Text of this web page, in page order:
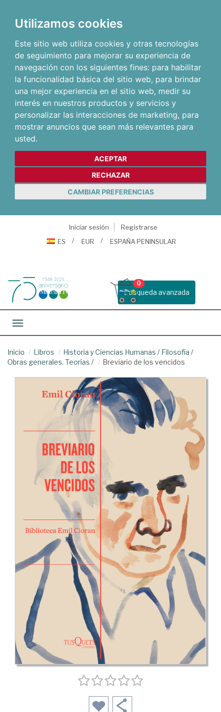
Utilizamos cookies
Este sitio web utiliza cookies y otras tecnologías
de seguimiento para mejorar su experiencia de
navegación con los siguientes fines: para habilitar
la funcionalidad básica del sitio web, para brindar
una mejor experiencia en el sitio web, medir su
interés en nuestros productos y servicios y
personalizar las interacciones de marketing, para
mostrar anuncios que sean más relevantes para
usted.
ACEPTAR
RECHAZAR
CAMBIAR PREFERENCIAS
Iniciar sesión
Registrarse
ES
EUR ESPAÑA PENINSULAR
Busqueda avanzada
0
Toggle navigation
Inicio Libros Historia y Ciencias Humanas / Filosofía /
Obras generales. Teorías / Breviario de los vencidos